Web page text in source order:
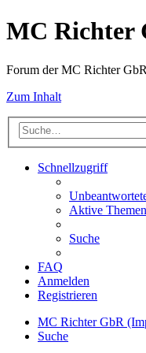
MC Richter
Forum der MC Richter GbR
Zum Inhalt
Schnellzugriff
Aktive Themen
Suche
FAQ
Anmelden
Registrieren
MC Richter GbR
Suche